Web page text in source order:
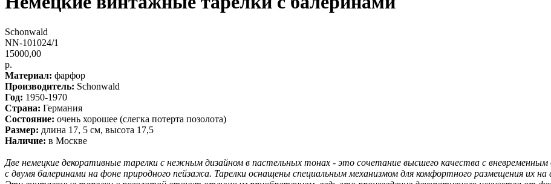
Schonwald
NN-101024/1
15000,00
р.
Материал: фарфор
Производитель: Schonwald
Год: 1950-1970
Страна: Германия
Состояние: очень хорошее (слегка потерта позолота)
Размер: длина 17, 5 см, высота 17,5
Наличие: в Москве
Две немецкие декоративные тарелки с нежным дизайном в пастельных тонах - это сочетание высшего качества с
с двумя балеринами на фоне природного пейзажа. Тарелки оснащены специальным механизмом для комфортного размещения их на